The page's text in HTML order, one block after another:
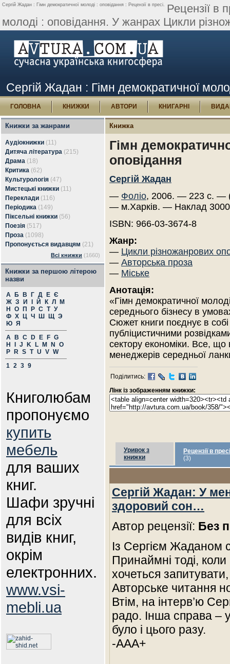
Сергій Жадан : Гімн демократичної молоді : оповідання : Рецензії в пресі. Рецензії в
молоді : оповідання. У жанрах Цикли
Сергій Жадан : Гімн демократичної
ГОЛОВНА КНИЖКИ АВТОРИ КНИГАРНІ
Книжки за жанрами
Аудіокнижки (11)
Дитяча література (215)
Драма (18)
Критика (62)
Культурологія (47)
Мистецькі книжки (11)
Переклади (116)
Періодика (149)
Піксельні книжки (56)
Поезія (517)
Проза (1098)
Пропонується видавцям (21)
Всі книжки (1660)
Книжки за першою літерою
назви
А Б В Г Д Е Є
Ж З И Й К Л
М
Н
О П Р С Т У
Ф Х Ц Ч Ш Щ Э
Ю Я
A
B C D E F G
H
J K L M N
O
P
R S T U V W
1 2 3 9
Книголюбам
пропонуємо
купить
мебель
для ваших
книг.
Шафи зручні
для всіх
видів книг,
окрім
електронних.
www.vsi-
mebli.ua
Книжка
Гімн
оповідання
Сергій Жадан
— Фоліо, 2006. — 223 с. —
— м.Харків. — Наклад
ISBN: 966-03-3674-8
Жанр:
— Цикли різножанрових
— Авторська проза
— Міське
Анотація:
«Гімн демократичної
середнього бізнесу в
Сюжет книги поєднує в
публіцистичними
сектору економіки. Все, що
менеджерів середньої
Поділитись:
Лінк із зображенням книжки:
Уривок з
книжки
Рецензії в пресі
(3)
Сергій Жадан: У
здоровий сон…
Автор рецензії: Без
Із Сергієм Жаданом
Принаймні тоді,
хочеться
Авторське читання
Втім, на інтерв’ю
радо. Інша справа –
було і цього разу.
-AAA+